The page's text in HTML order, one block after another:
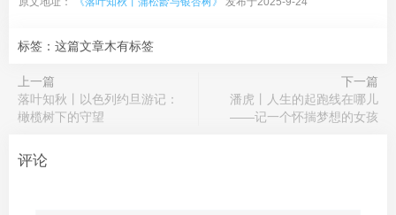
标签：这篇文章木有标签
上一篇
落叶知秋丨以色列约旦游记：
橄榄树下的守望
下一篇
潘虎丨人生的起跑线在哪儿
——记一个怀揣梦想的女孩
评论